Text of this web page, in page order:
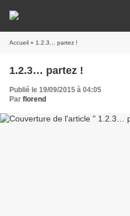
Accueil » 1.2.3… partez !
1.2.3… partez !
Publié le 19/09/2015 à 04:05
Par florend